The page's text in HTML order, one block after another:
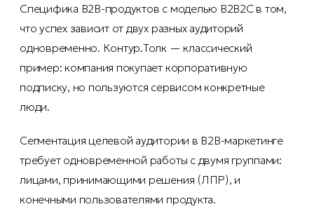
Специфика B2B-продуктов с моделью B2B2C в том,
что успех зависит от двух разных аудиторий
одновременно. Контур.Толк — классический
пример: компания покупает корпоративную
подписку, но пользуются сервисом конкретные
люди.
Сегментация целевой аудитории в B2B-маркетинге
требует одновременной работы с двумя группами:
лицами, принимающими решения (ЛПР), и
конечными пользователями продукта.